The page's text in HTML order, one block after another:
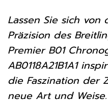
Lassen Sie sich von
Präzision des
Premier B01
AB0118A21B1A1
die Faszination der
neue Art und Weise.